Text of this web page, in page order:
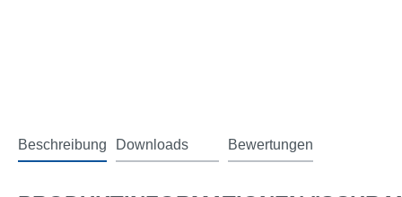
Beschreibung Downloads Bewertungen